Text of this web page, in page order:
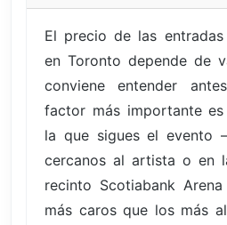
El precio de las
en Toronto depende de
conviene entender
factor más importante
la que sigues el evento
cercanos al artista o en
recinto Scotiabank
más caros que los más